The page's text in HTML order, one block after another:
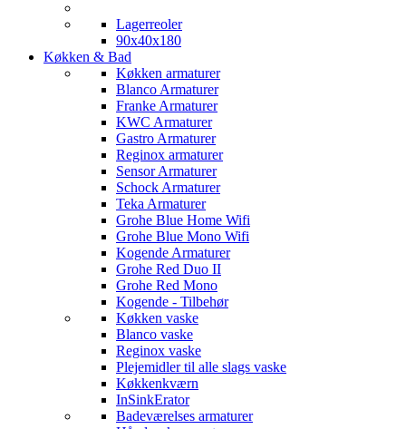
Lagerreoler
90x40x180
Køkken & Bad
Køkken armaturer
Blanco Armaturer
Franke Armaturer
KWC Armaturer
Gastro Armaturer
Reginox armaturer
Sensor Armaturer
Schock Armaturer
Teka Armaturer
Grohe Blue Home Wifi
Grohe Blue Mono Wifi
Kogende Armaturer
Grohe Red Duo II
Grohe Red Mono
Kogende - Tilbehør
Køkken vaske
Blanco vaske
Reginox vaske
Plejemidler til alle slags vaske
Køkkenkværn
InSinkErator
Badeværelses armaturer